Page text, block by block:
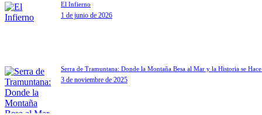
El Infierno
1 de junio de 2026
Serra de Tramuntana: Donde la Montaña Besa al Mar y la Historia se
3 de noviembre de 2025